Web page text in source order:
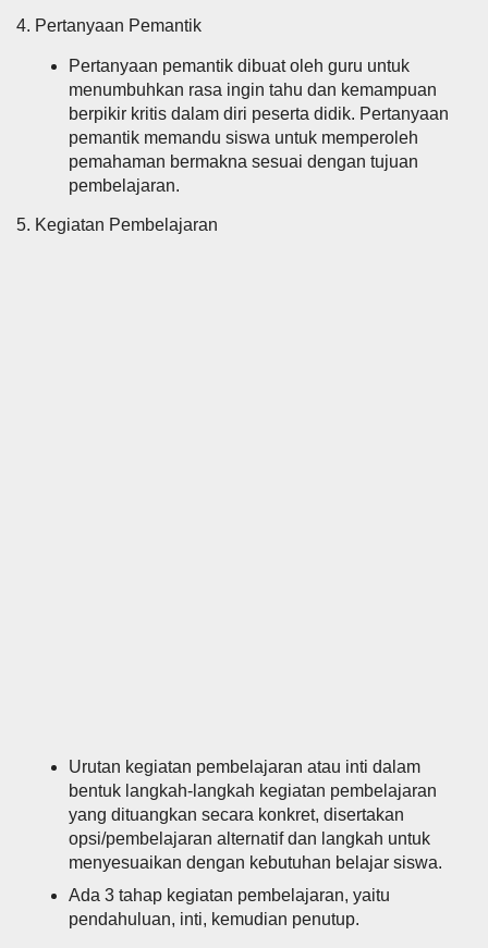
4. Pertanyaan Pemantik
Pertanyaan pemantik dibuat oleh guru untuk
menumbuhkan rasa ingin tahu dan kemampuan
berpikir kritis dalam diri peserta didik. Pertanyaan
pemantik memandu siswa untuk memperoleh
pemahaman bermakna sesuai dengan tujuan
pembelajaran.
5. Kegiatan Pembelajaran
Urutan kegiatan pembelajaran atau inti dalam
bentuk langkah-langkah kegiatan pembelajaran
yang dituangkan secara konkret, disertakan
opsi/pembelajaran alternatif dan langkah untuk
menyesuaikan dengan kebutuhan belajar siswa.
Ada 3 tahap kegiatan pembelajaran, yaitu
pendahuluan, inti, kemudian penutup.